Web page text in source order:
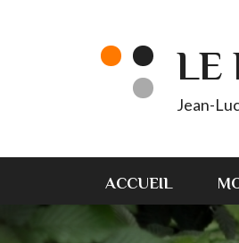
LE
Jean-
ACCUEIL